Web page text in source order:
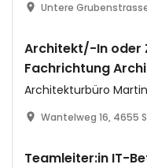
Untere
Architekt/-In oder
Fachrichtung
Architekturbüro
Wantelweg 16, 4655
Teamleiter:in IT-